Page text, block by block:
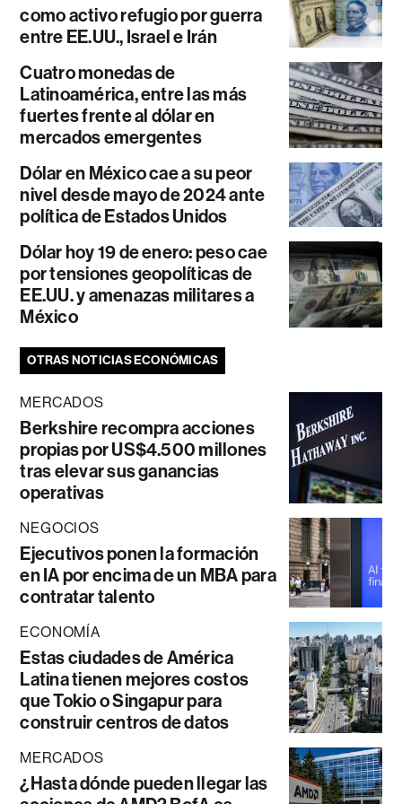
como activo refugio por guerra
entre EE.UU., Israel e Irán
Cuatro monedas de
Latinoamérica, entre las más
fuertes frente al dólar en
mercados emergentes
Dólar en México cae a su peor
nivel desde mayo de 2024 ante
política de Estados Unidos
Dólar hoy 19 de enero: peso cae
por tensiones geopolíticas de
EE.UU. y amenazas militares a
México
OTRAS NOTICIAS ECONÓMICAS
MERCADOS
Berkshire recompra acciones
propias por US$4.500 millones
tras elevar sus ganancias
operativas
NEGOCIOS
Ejecutivos ponen la formación
en IA por encima de un MBA para
contratar talento
ECONOMÍA
Estas ciudades de América
Latina tienen mejores costos
que Tokio o Singapur para
construir centros de datos
MERCADOS
¿Hasta dónde pueden llegar las